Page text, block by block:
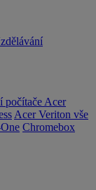
počítače Acer
Acer Veriton vše
Chromebox